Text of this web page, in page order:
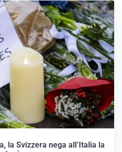
la Svizzera nega all’Italia la